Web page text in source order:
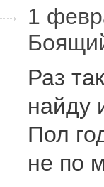
1
Раз
найду
Пол
не по